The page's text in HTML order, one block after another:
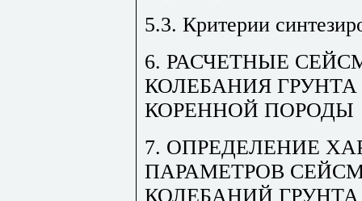
5.3. Критерии
6. РАСЧЕТНЫЕ
КОЛЕБАНИЯ
КОРЕННОЙ ПОРОДЫ
7. ОПРЕДЕЛЕНИЕ
ПАРАМЕТРОВ
КОЛЕБАНИЙ